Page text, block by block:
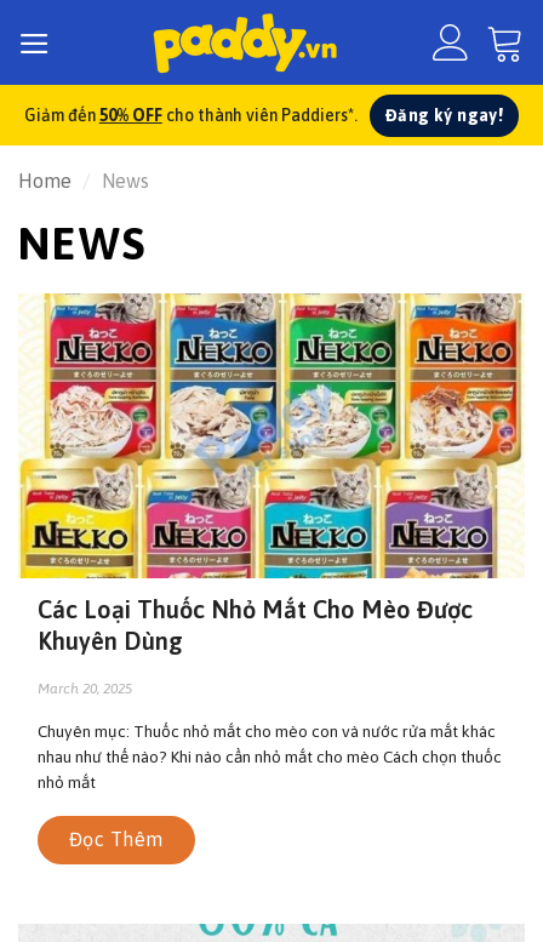
Giảm đến50% OFFcho thành viên Paddiers*. Đăng ký ngay!
Home / News
NEWS
Các Loại Thuốc Nhỏ Mắt Cho Mèo Được
Khuyên Dùng
March 20, 2025
Chuyên mục: Thuốc nhỏ mắt cho mèo con và nước rửa mắt khác
nhau như thế nào? Khi nào cần nhỏ mắt cho mèo Cách chọn thuốc
nhỏ mắt
Đọc Thêm